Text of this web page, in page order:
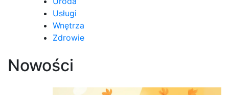
Usługi
Wnętrza
Zdrowie
Nowości